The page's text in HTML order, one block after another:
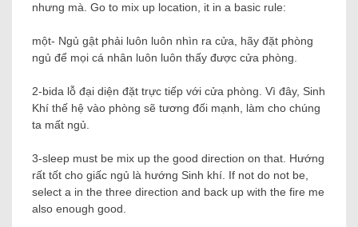
nhưng mà. Go to mix up location, it in a basic rule:
một- Ngủ gật phải luôn luôn nhìn ra cửa, hãy đặt phòng
ngủ để mọi cá nhân luôn luôn thấy được cửa phòng.
2-bida lỗ đại diện đặt trực tiếp với cửa phòng. Vì đây, Sinh
Khí thế hệ vào phòng sẽ tương đối mạnh, làm cho chúng
ta mất ngủ.
3-sleep must be mix up the good direction on that. Hướng
rất tốt cho giấc ngủ là hướng Sinh khí. If not do not be,
select a in the three direction and back up with the fire me
also enough good.